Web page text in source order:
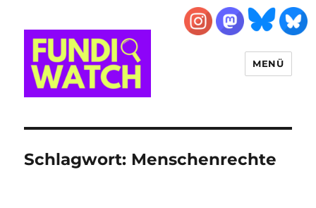
MENÜ
Schlagwort: Menschenrechte